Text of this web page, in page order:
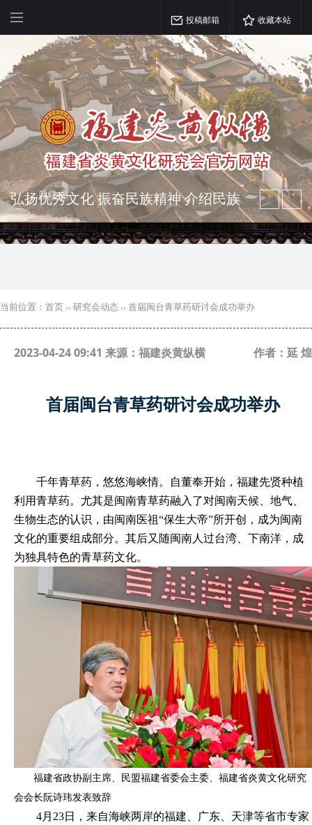
投稿邮箱 收藏本站
弘扬优秀文化 振奋民族精神 介绍民族
瑰宝 宣传中华精英
突出海西特色 报道台港澳侨 坚持古为
今用 力求雅俗共赏
当前位置： 首页 ›› 研究会动态 ›› 首届闽台青草药研讨会成功举办
2023-04-24 09:41 来源：福建炎黄纵横 作者：延 煌
首届闽台青草药研讨会成功举办
千年青草药，悠悠海峡情。自董奉开始，福建先贤种植
利用青草药。尤其是闽南青草药融入了对闽南天候、地气、
生物生态的认识，由闽南医祖“保生大帝”所开创，成为闽南
文化的重要组成部分。其后又随闽南人过台湾、下南洋，成
为独具特色的青草药文化。
福建省政协副主席、民盟福建省委会主委、福建省炎黄文化研究
会会长阮诗玮发表致辞
4月23日，来自海峡两岸的福建、广东、天津等省市专家